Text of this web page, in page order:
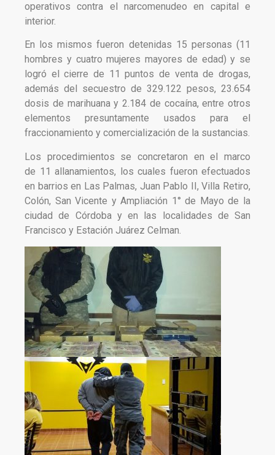
operativos contra el narcomenudeo en capital e
interior.
En los mismos fueron detenidas 15 personas (11
hombres y cuatro mujeres mayores de edad) y se
logró el cierre de 11 puntos de venta de drogas,
además del secuestro de 329.122 pesos, 23.654
dosis de marihuana y 2.184 de cocaína, entre otros
elementos presuntamente usados para el
fraccionamiento y comercialización de la sustancias.
Los procedimientos se concretaron en el marco
de 11 allanamientos, los cuales fueron efectuados
en barrios en Las Palmas, Juan Pablo II, Villa Retiro,
Colón, San Vicente y Ampliación 1° de Mayo de la
ciudad de Córdoba y en las localidades de San
Francisco y Estación Juárez Celman.